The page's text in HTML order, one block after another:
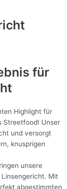
für
Highlight für
Streetfood! Unser
und versorgt
knusprigen
unsere
Mit
abgestimmten